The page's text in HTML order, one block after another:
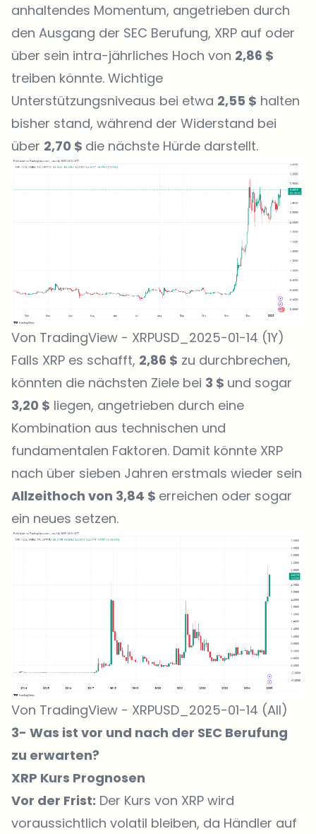
anhaltendes Momentum, angetrieben durch
den Ausgang der SEC Berufung, XRP auf oder
über sein intra-jährliches Hoch von 2,86 $
treiben könnte. Wichtige
Unterstützungsniveaus bei etwa 2,55 $ halten
bisher stand, während der Widerstand bei
über 2,70 $ die nächste Hürde darstellt.
Von TradingView - XRPUSD_2025-01-14 (1Y)
Falls XRP es schafft, 2,86 $ zu durchbrechen,
könnten die nächsten Ziele bei 3 $ und sogar
3,20 $ liegen, angetrieben durch eine
Kombination aus technischen und
fundamentalen Faktoren. Damit könnte XRP
nach über sieben Jahren erstmals wieder sein
Allzeithoch von 3,84 $ erreichen oder sogar
ein neues setzen.
Von TradingView - XRPUSD_2025-01-14 (All)
3- Was ist vor und nach der SEC Berufung
zu erwarten?
XRP Kurs Prognosen
Vor der Frist: Der Kurs von XRP wird
voraussichtlich volatil bleiben, da Händler auf